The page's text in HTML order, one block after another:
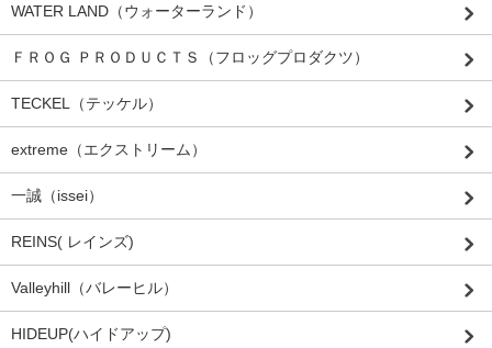
WATER LAND（ウォーターランド）
ＦＲＯＧ ＰＲＯＤＵＣＴＳ（フロッグプロダクツ）
TECKEL（テッケル）
extreme（エクストリーム）
一誠（issei）
REINS( レインズ)
Valleyhill（バレーヒル）
HIDEUP(ハイドアップ)